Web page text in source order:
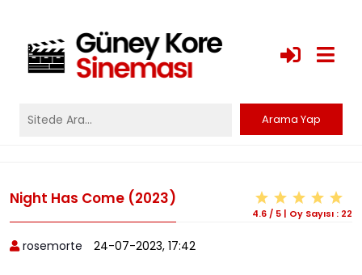
Night Has Come (2023)
4.6 / 5 | Oy Sayısı : 22
rosemorte 24-07-2023, 17:42